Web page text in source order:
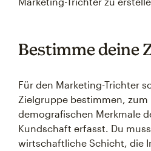
Bestimme deine
Für den Marketing-Trichter
Zielgruppe bestimmen,
demografischen Merkmale
Kundschaft erfasst. Du
wirtschaftliche Schicht, die